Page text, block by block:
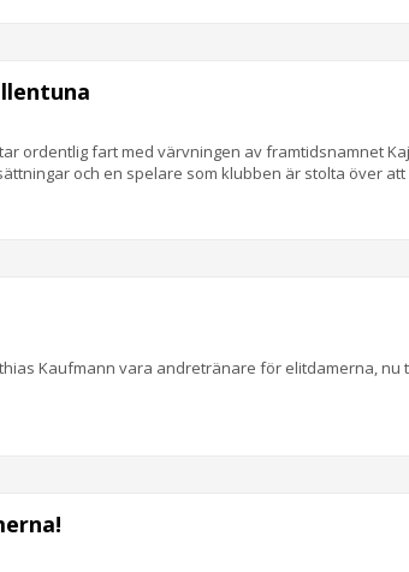
ordentlig fart med värvningen av framtidsnamnet
och en spelare som klubben är stolta över
Kaufmann vara andretränare för elitdamerna, nu